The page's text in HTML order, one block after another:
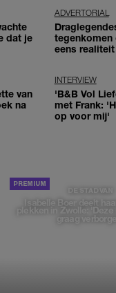
dat je
ADVERTORIAL
tegenkomen
eens
van
na
INTERVIEW
'B&B Vol
met Frank:
op voor mij'
DE STAD VAN
Isabelle Boer deelt
plekken in Zwolle: 'Deze
graag